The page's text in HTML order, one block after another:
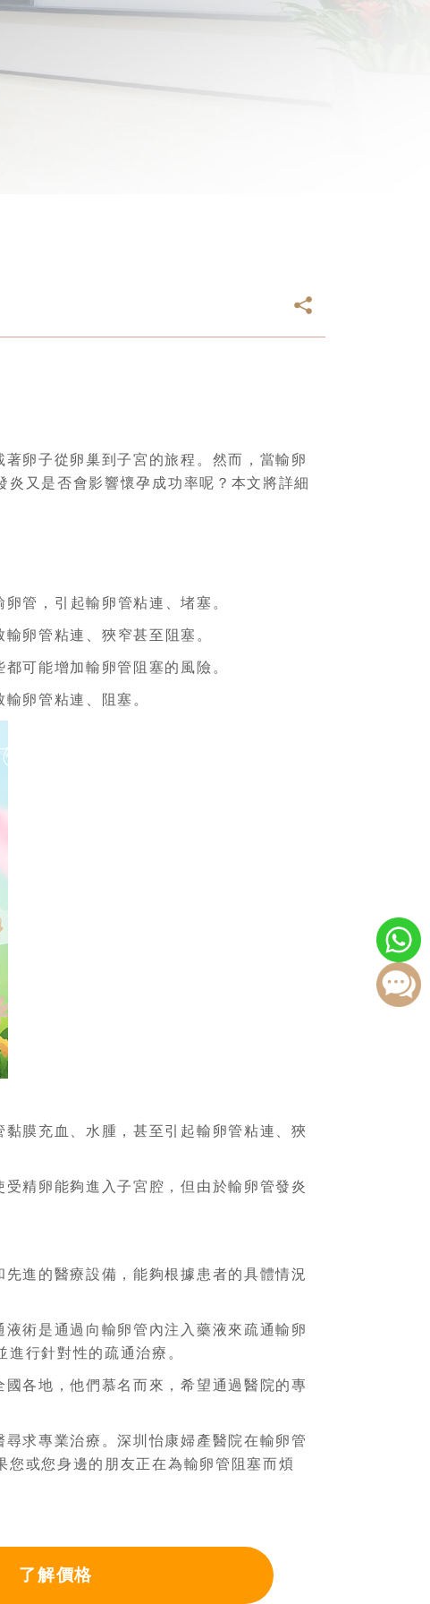
卵子從卵巢到子宮的旅程。然而，當輸卵
又是否會影響懷孕成功率呢？本文將詳細
管，引起輸卵管粘連、堵塞。
卵管粘連、狹窄甚至阻塞。
可能增加輸卵管阻塞的風險。
卵管粘連、阻塞。
膜充血、水腫，甚至引起輸卵管粘連、狹
精卵能夠進入子宮腔，但由於輸卵管發炎
進的醫療設備，能夠根據患者的具體情況
術是通過向輸卵管內注入藥液來疏通輸卵
行針對性的疏通治療。
各地，他們慕名而來，希望通過醫院的專
求專業治療。深圳怡康婦產醫院在輸卵管
或您身邊的朋友正在為輸卵管阻塞而煩
了解價格